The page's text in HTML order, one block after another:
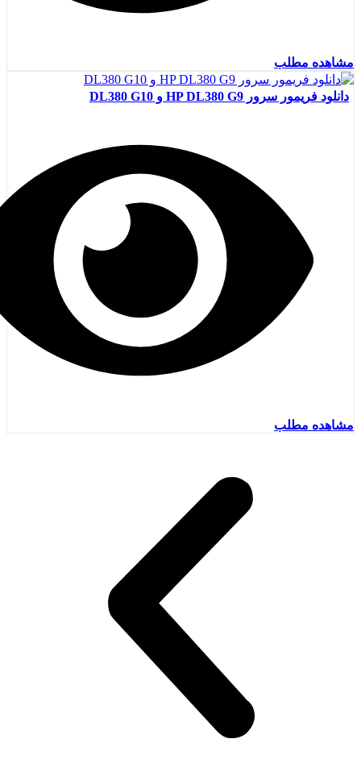
مشاهده مطلب
دانلود فریمور سرور HP DL380 G9 و DL380 G10
مشاهده مطلب